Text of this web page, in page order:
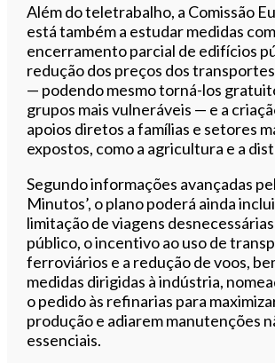
Além do teletrabalho, a Comissão
está também a estudar medidas
encerramento parcial de edifícios
redução dos preços dos
— podendo mesmo torná-los
grupos mais vulneráveis — e a
apoios diretos a famílias e setores
expostos, como a agricultura e a
Segundo informações avançadas
Minutos’, o plano poderá ainda
limitação de viagens
público, o incentivo ao uso de
ferroviários e a redução de voos,
medidas dirigidas à indústria,
o pedido às refinarias para
produção e adiarem manutenções
essenciais.